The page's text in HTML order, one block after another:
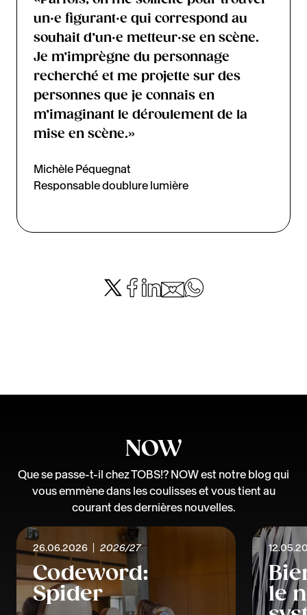
un·e figurant·e qui correspond au
souhait d’un·e metteur·se en scène.
Je m’imprègne du personnage
recherché et me projette sur des
personnes que je connais en
m’imaginant le déroulement de la
mise en scène.»
Michèle Péquegnat
Responsable doublure lumière
NOW
Que se passe-t-il chez TOBS!? NOW est notre blog qui
vous emmène dans les coulisses et vous tient au
courant des dernières nouvelles.
26.06.2026 2026/27
Codeword:
Spider
le